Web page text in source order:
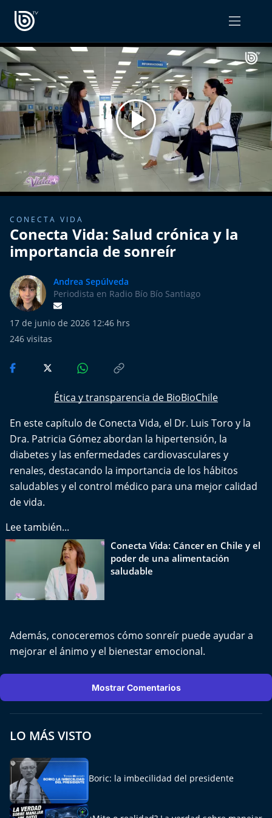
PROGRAMAS
Radiograma
Expreso Bío Bío
Podría Ser Peor
La Entrevista de Tomás Mosciatti
Entrevistas BioBioTV
Comentarios de Tomás Mosciatti
Más de Ti Podcast
Realizadores
Retropop
De Plato en Plato
Los Inestables
Más de 100 Días
Tu Mereces Ser Feliz
Efemérides
Del Fin del Mundo
Deportes
La Ruta del Pulsar
Psicología Abierta
Impacto Tecnológico
Sesiones Dieciocheras
Expreso PM
Conecta Vida
OPINIÓN
PODCAST RADIOGRAMA
CONECTA VIDA
Conecta Vida: Salud crónica y la
importancia de sonreír
Andrea Sepúlveda
Periodista en Radio Bío Bío Santiago
17 de junio de 2026 12:46 hrs
246 visitas
Ética y transparencia de BioBioChile
En este capítulo de Conecta Vida, el Dr. Luis Toro y la
Dra. Patricia Gómez abordan la hipertensión, la
diabetes y las enfermedades cardiovasculares y
renales, destacando la importancia de los hábitos
saludables y el control médico para una mejor calidad
de vida.
Lee también...
Conecta Vida: Cáncer en Chile y el
poder de una alimentación
saludable
Además, conoceremos cómo sonreír puede ayudar a
mejorar el ánimo y el bienestar emocional.
Mostrar Comentarios
LO MÁS VISTO
Boric: la imbecilidad del presidente